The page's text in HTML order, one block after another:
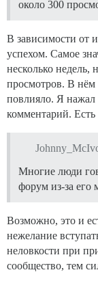
около 300
В зависимости от
успехом. Самое
несколько недель,
просмотров. В нём
повлияло. Я нажал
комментарий. Есть
Многие люди
форум из-за его
Возможно, это и
нежелание
неловкости при
сообщество, тем